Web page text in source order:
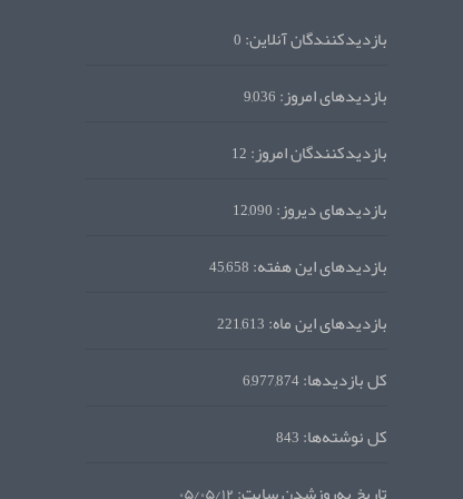
بازدیدکنندگان آنلاین:0
بازدیدهای امروز:9,036
بازدیدکنندگان امروز:12
بازدیدهای دیروز:12,090
بازدیدهای این هفته:45,658
بازدیدهای این ماه:221,613
کل بازدیدها:6,977,874
کل نوشته‌ها:843